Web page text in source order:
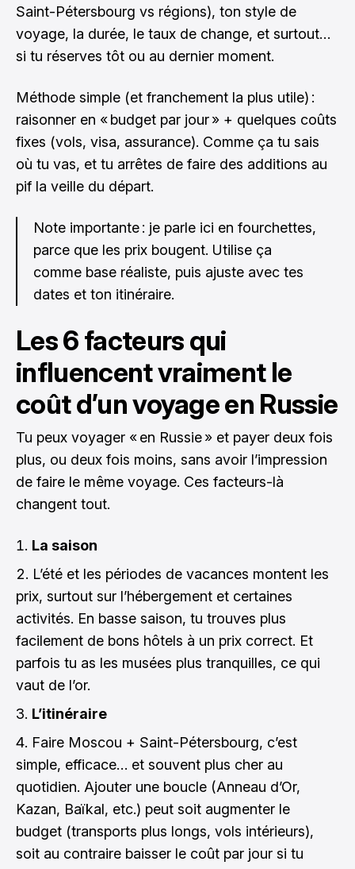
Saint-Pétersbourg vs régions), ton style de
voyage, la durée, le taux de change, et surtout…
si tu réserves tôt ou au dernier moment.
Méthode simple (et franchement la plus utile) :
raisonner en « budget par jour » + quelques coûts
fixes (vols, visa, assurance). Comme ça tu sais
où tu vas, et tu arrêtes de faire des additions au
pif la veille du départ.
Note importante : je parle ici en fourchettes,
parce que les prix bougent. Utilise ça
comme base réaliste, puis ajuste avec tes
dates et ton itinéraire.
Les 6 facteurs qui
influencent vraiment le
coût d’un voyage en Russie
Tu peux voyager « en Russie » et payer deux fois
plus, ou deux fois moins, sans avoir l’impression
de faire le même voyage. Ces facteurs-là
changent tout.
La saison
L’été et les périodes de vacances montent les
prix, surtout sur l’hébergement et certaines
activités. En basse saison, tu trouves plus
facilement de bons hôtels à un prix correct. Et
parfois tu as les musées plus tranquilles, ce qui
vaut de l’or.
L’itinéraire
Faire Moscou + Saint-Pétersbourg, c’est
simple, efficace… et souvent plus cher au
quotidien. Ajouter une boucle (Anneau d’Or,
Kazan, Baïkal, etc.) peut soit augmenter le
budget (transports plus longs, vols intérieurs),
soit au contraire baisser le coût par jour si tu